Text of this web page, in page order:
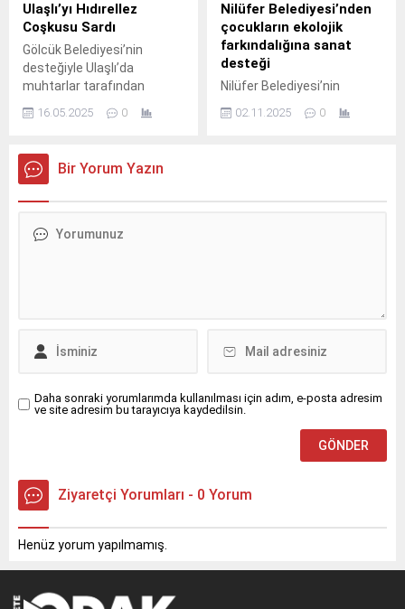
Ulaşlı’yı Hıdırellez
Coşkusu Sardı
Gölcük Belediyesi’nin
desteğiyle Ulaşlı’da
muhtarlar tarafından
Şenliği, renkli görüntülere
16.05.2025 0
Nilüfer Belediyesi’nden
çocukların ekolojik
farkındalığına sanat
desteği
Nilüfer Belediyesi’nin
Çocuk Sanat Programı
02.11.2025 0
Bir Yorum Yazın
Daha sonraki yorumlarımda kullanılması için adım, e-posta adresim
ve site adresim bu tarayıcıya kaydedilsin.
Ziyaretçi Yorumları - 0 Yorum
Henüz yorum yapılmamış.